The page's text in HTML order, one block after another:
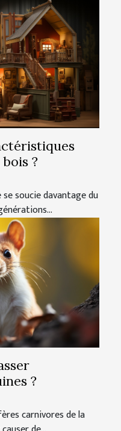
?
soucie davantage du
?
carnivores de la